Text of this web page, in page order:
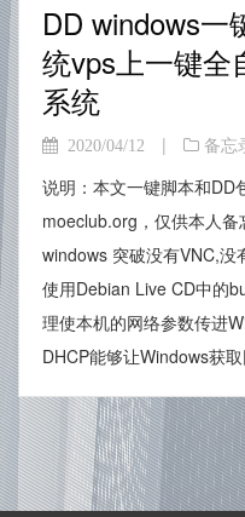
DD windows一
统vps上一键全
系统
2020/04/12 | 备忘
说明：本文一键脚本和DD
moeclub.org，仅供本人
windows 突破没有VNC,没
使用Debian Live CD中的
理使本机的网络参数传进
DHCP能够让Windows获